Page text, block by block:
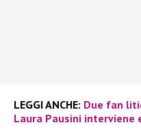
LEGGI ANCHE: Due fan
Laura Pausini interviene